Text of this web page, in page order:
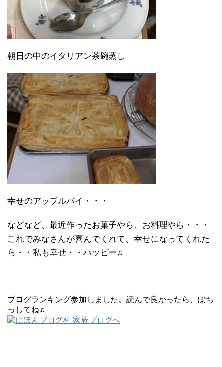
朝日の中のイタリアン茶碗蒸し
幸せのアップルパイ・・・
などなど、最近作ったお菓子やら、お料理やら・・・
これでみなさんが喜んでくれて、幸せになってくれた
ら・・私も幸せ・・ハッピー♫
ブログランキング参加しました。読んで良かったら、ぽち
っしてね♫